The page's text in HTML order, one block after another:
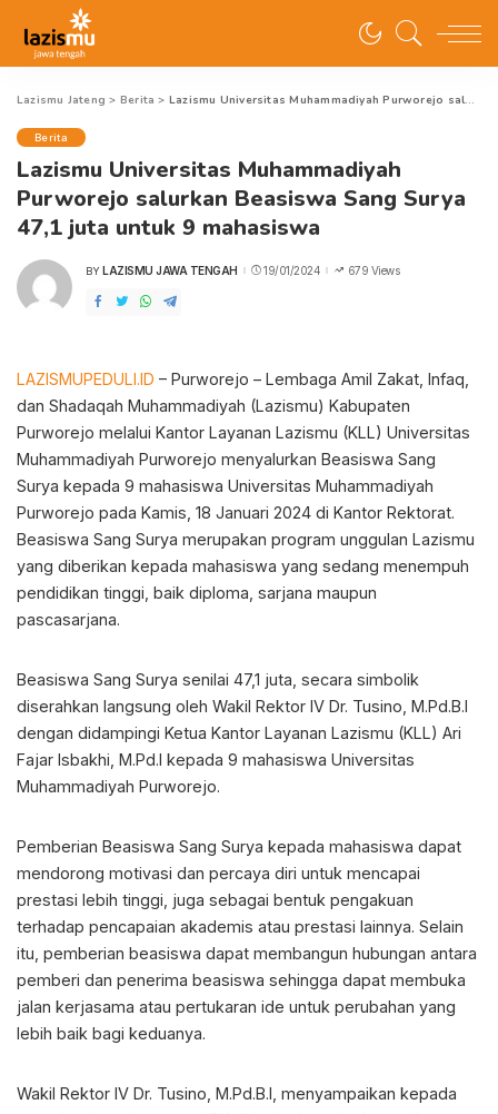
Lazismu Jateng > Berita > Lazismu Universitas Muhammadiyah Purworejo salurkan Beasiswa Sang Surya 47,1 juta untuk 9 mahasiswa
Berita
Lazismu Universitas Muhammadiyah
Purworejo salurkan Beasiswa Sang Surya
47,1 juta untuk 9 mahasiswa
POSTED
BY LAZISMU JAWA TENGAH 19/01/2024 679 Views
LAZISMUPEDULI.ID – Purworejo – Lembaga Amil Zakat, Infaq,
dan Shadaqah Muhammadiyah (Lazismu) Kabupaten
Purworejo melalui Kantor Layanan Lazismu (KLL) Universitas
Muhammadiyah Purworejo menyalurkan Beasiswa Sang
Surya kepada 9 mahasiswa Universitas Muhammadiyah
Purworejo pada Kamis, 18 Januari 2024 di Kantor Rektorat.
Beasiswa Sang Surya merupakan program unggulan Lazismu
yang diberikan kepada mahasiswa yang sedang menempuh
pendidikan tinggi, baik diploma, sarjana maupun
pascasarjana.
Beasiswa Sang Surya senilai 47,1 juta, secara simbolik
diserahkan langsung oleh Wakil Rektor IV Dr. Tusino, M.Pd.B.I
dengan didampingi Ketua Kantor Layanan Lazismu (KLL) Ari
Fajar Isbakhi, M.Pd.I kepada 9 mahasiswa Universitas
Muhammadiyah Purworejo.
Pemberian Beasiswa Sang Surya kepada mahasiswa dapat
mendorong motivasi dan percaya diri untuk mencapai
prestasi lebih tinggi, juga sebagai bentuk pengakuan
terhadap pencapaian akademis atau prestasi lainnya. Selain
itu, pemberian beasiswa dapat membangun hubungan antara
pemberi dan penerima beasiswa sehingga dapat membuka
jalan kerjasama atau pertukaran ide untuk perubahan yang
lebih baik bagi keduanya.
Wakil Rektor IV Dr. Tusino, M.Pd.B.I, menyampaikan kepada